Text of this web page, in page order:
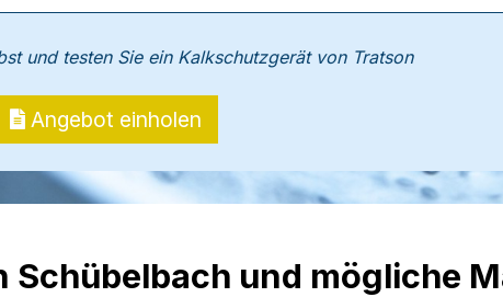
und testen Sie ein Kalkschutzgerät von Tratson
Angebot einholen
Schübelbach und mögliche